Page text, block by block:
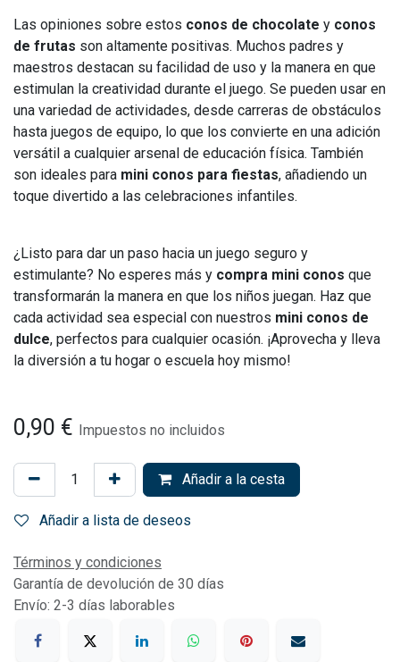
Las opiniones sobre estos conos de chocolate y conos
de frutas son altamente positivas. Muchos padres y
maestros destacan su facilidad de uso y la manera en que
estimulan la creatividad durante el juego. Se pueden usar en
una variedad de actividades, desde carreras de obstáculos
hasta juegos de equipo, lo que los convierte en una adición
versátil a cualquier arsenal de educación física. También
son ideales para mini conos para fiestas, añadiendo un
toque divertido a las celebraciones infantiles.
¿Listo para dar un paso hacia un juego seguro y
estimulante? No esperes más y compra mini conos que
transformarán la manera en que los niños juegan. Haz que
cada actividad sea especial con nuestros mini conos de
dulce, perfectos para cualquier ocasión. ¡Aprovecha y lleva
la diversión a tu hogar o escuela hoy mismo!
0,90 € Impuestos no incluidos
Añadir a la cesta
Añadir a lista de deseos
Términos y condiciones
Garantía de devolución de 30 días
Envío: 2-3 días laborables